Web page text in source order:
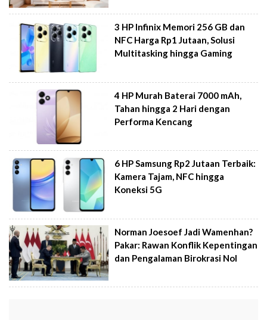
3 HP Infinix Memori 256 GB dan
NFC Harga Rp1 Jutaan, Solusi
Multitasking hingga Gaming
4 HP Murah Baterai 7000 mAh,
Tahan hingga 2 Hari dengan
Performa Kencang
6 HP Samsung Rp2 Jutaan Terbaik:
Kamera Tajam, NFC hingga
Koneksi 5G
Norman Joesoef Jadi Wamenhan?
Pakar: Rawan Konflik Kepentingan
dan Pengalaman Birokrasi Nol